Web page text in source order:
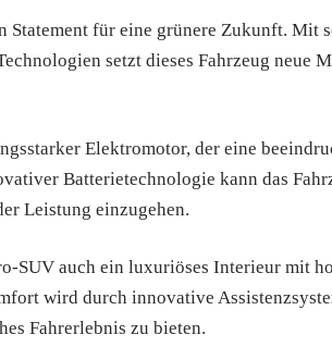
Statement für eine grünere Zukunft. Mit
setzt dieses Fahrzeug neue
Elektromotor, der eine
Batterietechnologie kann das
Leistung einzugehen.
SUV auch ein luxuriöses Interieur mit
wird durch innovative
Fahrerlebnis zu bieten.